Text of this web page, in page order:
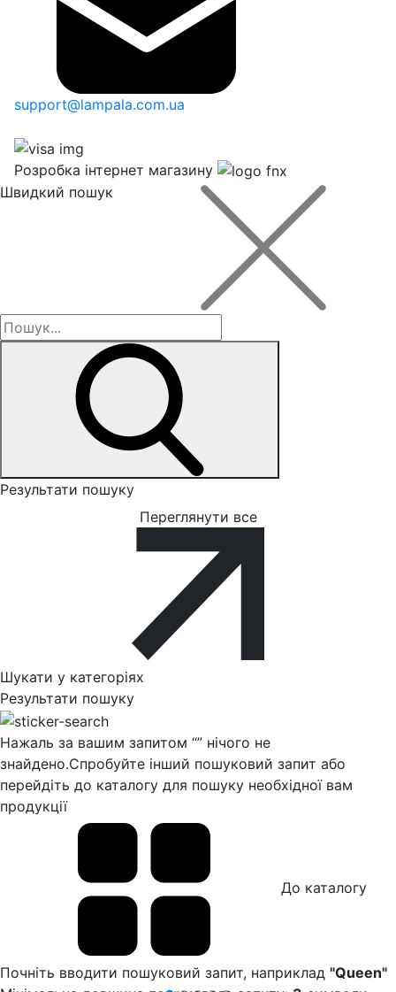
support@lampala.com.ua
Розробка інтернет магазину
Швидкий пошук
Результати пошуку
Переглянути все
Шукати у категоріях
Результати пошуку
Нажаль за вашим запитом “” нічого не
знайдено.Спробуйте інший пошуковий запит або
перейдіть до каталогу для пошуку необхідної вам
продукції
До каталогу
Почніть вводити пошуковий запит, наприклад "Queen"